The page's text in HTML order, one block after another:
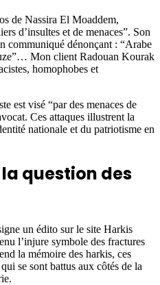
de Nassira El Moaddem,
d’insultes et de menaces”. Son
communiqué dénonçant : “Arabe
Mon client Radouan Kourak
homophobes et
est visé “par des menaces de
Ces attaques illustrent la
nationale et du patriotisme en
question des
un édito sur le site Harkis
l’injure symbole des fractures
la mémoire des harkis, ces
se sont battus aux côtés de la